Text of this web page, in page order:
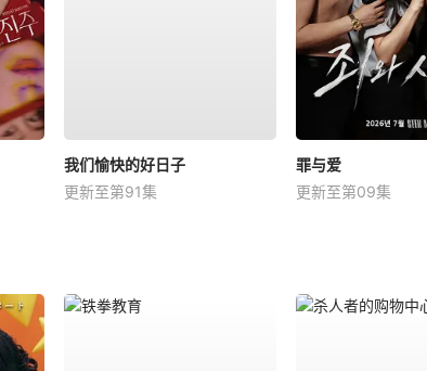
我们愉快的好日子
更新至第91集
罪与爱
更新至第09集